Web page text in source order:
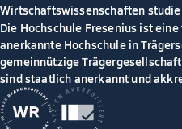
Wirtschaftswissenschaften
Die Hochschule Fresenius ist
anerkannte Hochschule in
gemeinnützige
sind staatlich anerkannt und